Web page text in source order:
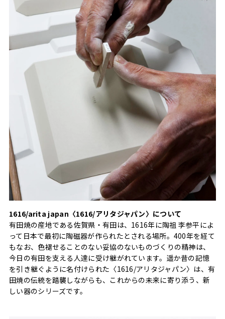
1616/arita japan〈1616/アリタジャパン〉について
有田焼の産地である佐賀県・有田は、1616年に陶祖 李参平によ
って日本で最初に陶磁器が作られたとされる場所。400年を経て
もなお、色褪せることのない妥協のないものづくりの精神は、
今日の有田を支える人達に受け継がれています。遥か昔の記憶
を引き継ぐように名付けられた〈1616/アリタジャパン〉は、有
田焼の伝統を踏襲しながらも、これからの未来に寄り添う、新
しい器のシリーズです。